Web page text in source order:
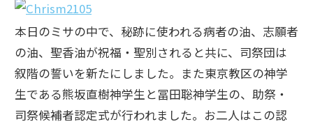
本日のミサの中で、秘跡に使われる病者の油、志願者
の油、聖香油が祝福・聖別されると共に、司祭団は
叙階の誓いを新たにしました。また東京教区の神学
生である熊坂直樹神学生と冨田聡神学生の、助祭・
司祭候補者認定式が行われました。お二人はこの認